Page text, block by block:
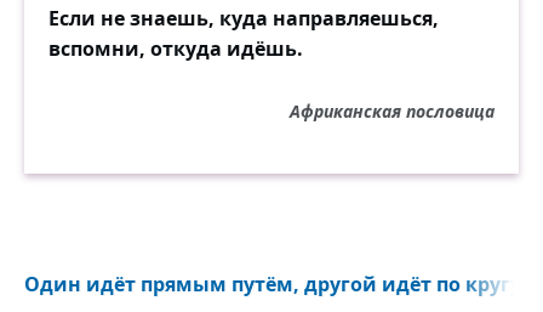
Если не знаешь, куда направляешься,
вспомни, откуда идёшь.
Африканская пословица
Один идёт прямым путём, другой идёт по кругу...